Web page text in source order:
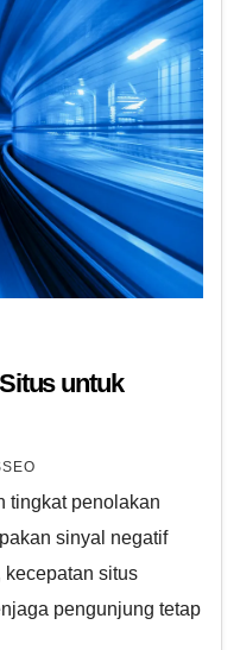
untuk
tingkat penolakan
sinyal negatif
kecepatan situs
pengunjung tetap